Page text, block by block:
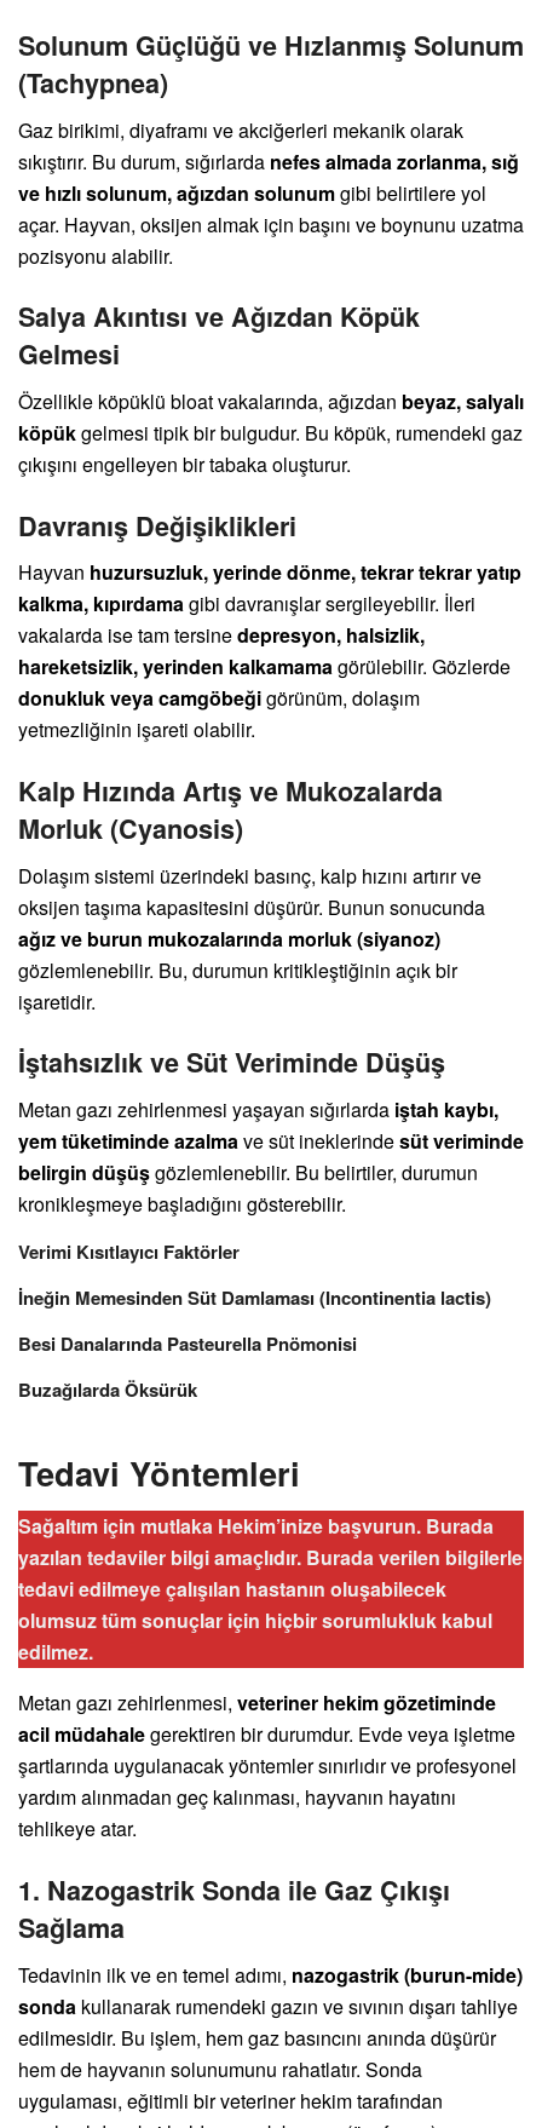
Solunum Güçlüğü ve Hızlanmış Solunum
(Tachypnea)
Gaz birikimi, diyaframı ve akciğerleri mekanik olarak
sıkıştırır. Bu durum, sığırlarda nefes almada zorlanma, sığ
ve hızlı solunum, ağızdan solunumgibi belirtilere yol
açar. Hayvan, oksijen almak için başını ve boynunu uzatma
pozisyonu alabilir.
Salya Akıntısı ve Ağızdan Köpük
Gelmesi
Özellikle köpüklü bloat vakalarında, ağızdan beyaz, salyalı
köpükgelmesi tipik bir bulgudur. Bu köpük, rumendeki gaz
çıkışını engelleyen bir tabaka oluşturur.
Davranış Değişiklikleri
Hayvan huzursuzluk, yerinde dönme, tekrar tekrar yatıp
kalkma, kıpırdamagibi davranışlar sergileyebilir. İleri
vakalarda ise tam tersinedepresyon, halsizlik,
hareketsizlik, yerinden kalkamamagörülebilir. Gözlerde
donukluk veya camgöbeğigörünüm, dolaşım
yetmezliğinin işareti olabilir.
Kalp Hızında Artış ve Mukozalarda
Morluk (Cyanosis)
Dolaşım sistemi üzerindeki basınç, kalp hızını artırır ve
oksijen taşıma kapasitesini düşürür. Bunun sonucunda
ağız ve burun mukozalarında morluk (siyanoz)
gözlemlenebilir. Bu, durumun kritikleştiğinin açık bir
işaretidir.
İştahsızlık ve Süt Veriminde Düşüş
Metan gazı zehirlenmesi yaşayan sığırlarda iştah kaybı,
yem tüketiminde azalmave süt ineklerindesüt veriminde
belirgin düşüşgözlemlenebilir. Bu belirtiler, durumun
kronikleşmeye başladığını gösterebilir.
Verimi Kısıtlayıcı Faktörler
İneğin Memesinden Süt Damlaması (Incontinentia lactis)
Besi Danalarında Pasteurella Pnömonisi
Buzağılarda Öksürük
Tedavi Yöntemleri
Sağaltım için mutlaka Hekim’inize başvurun. Burada
yazılan tedaviler bilgi amaçlıdır. Burada verilen bilgilerle
tedavi edilmeye çalışılan hastanın oluşabilecek
olumsuz tüm sonuçlar için hiçbir sorumlukluk kabul
edilmez.
Metan gazı zehirlenmesi, veteriner hekim gözetiminde
acil müdahalegerektiren bir durumdur. Evde veya işletme
şartlarında uygulanacak yöntemler sınırlıdır ve profesyonel
yardım alınmadan geç kalınması, hayvanın hayatını
tehlikeye atar.
1. Nazogastrik Sonda ile Gaz Çıkışı
Sağlama
Tedavinin ilk ve en temel adımı, nazogastrik (burun-mide)
sonda kullanarak rumendeki gazın ve sıvının dışarı tahliye
edilmesidir. Bu işlem, hem gaz basıncını anında düşürür
hem de hayvanın solunumunu rahatlatır. Sonda
uygulaması, eğitimli bir veteriner hekim tarafından